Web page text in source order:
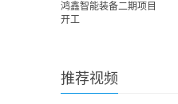
鸿鑫智能装备二期项目
开工
推荐视频